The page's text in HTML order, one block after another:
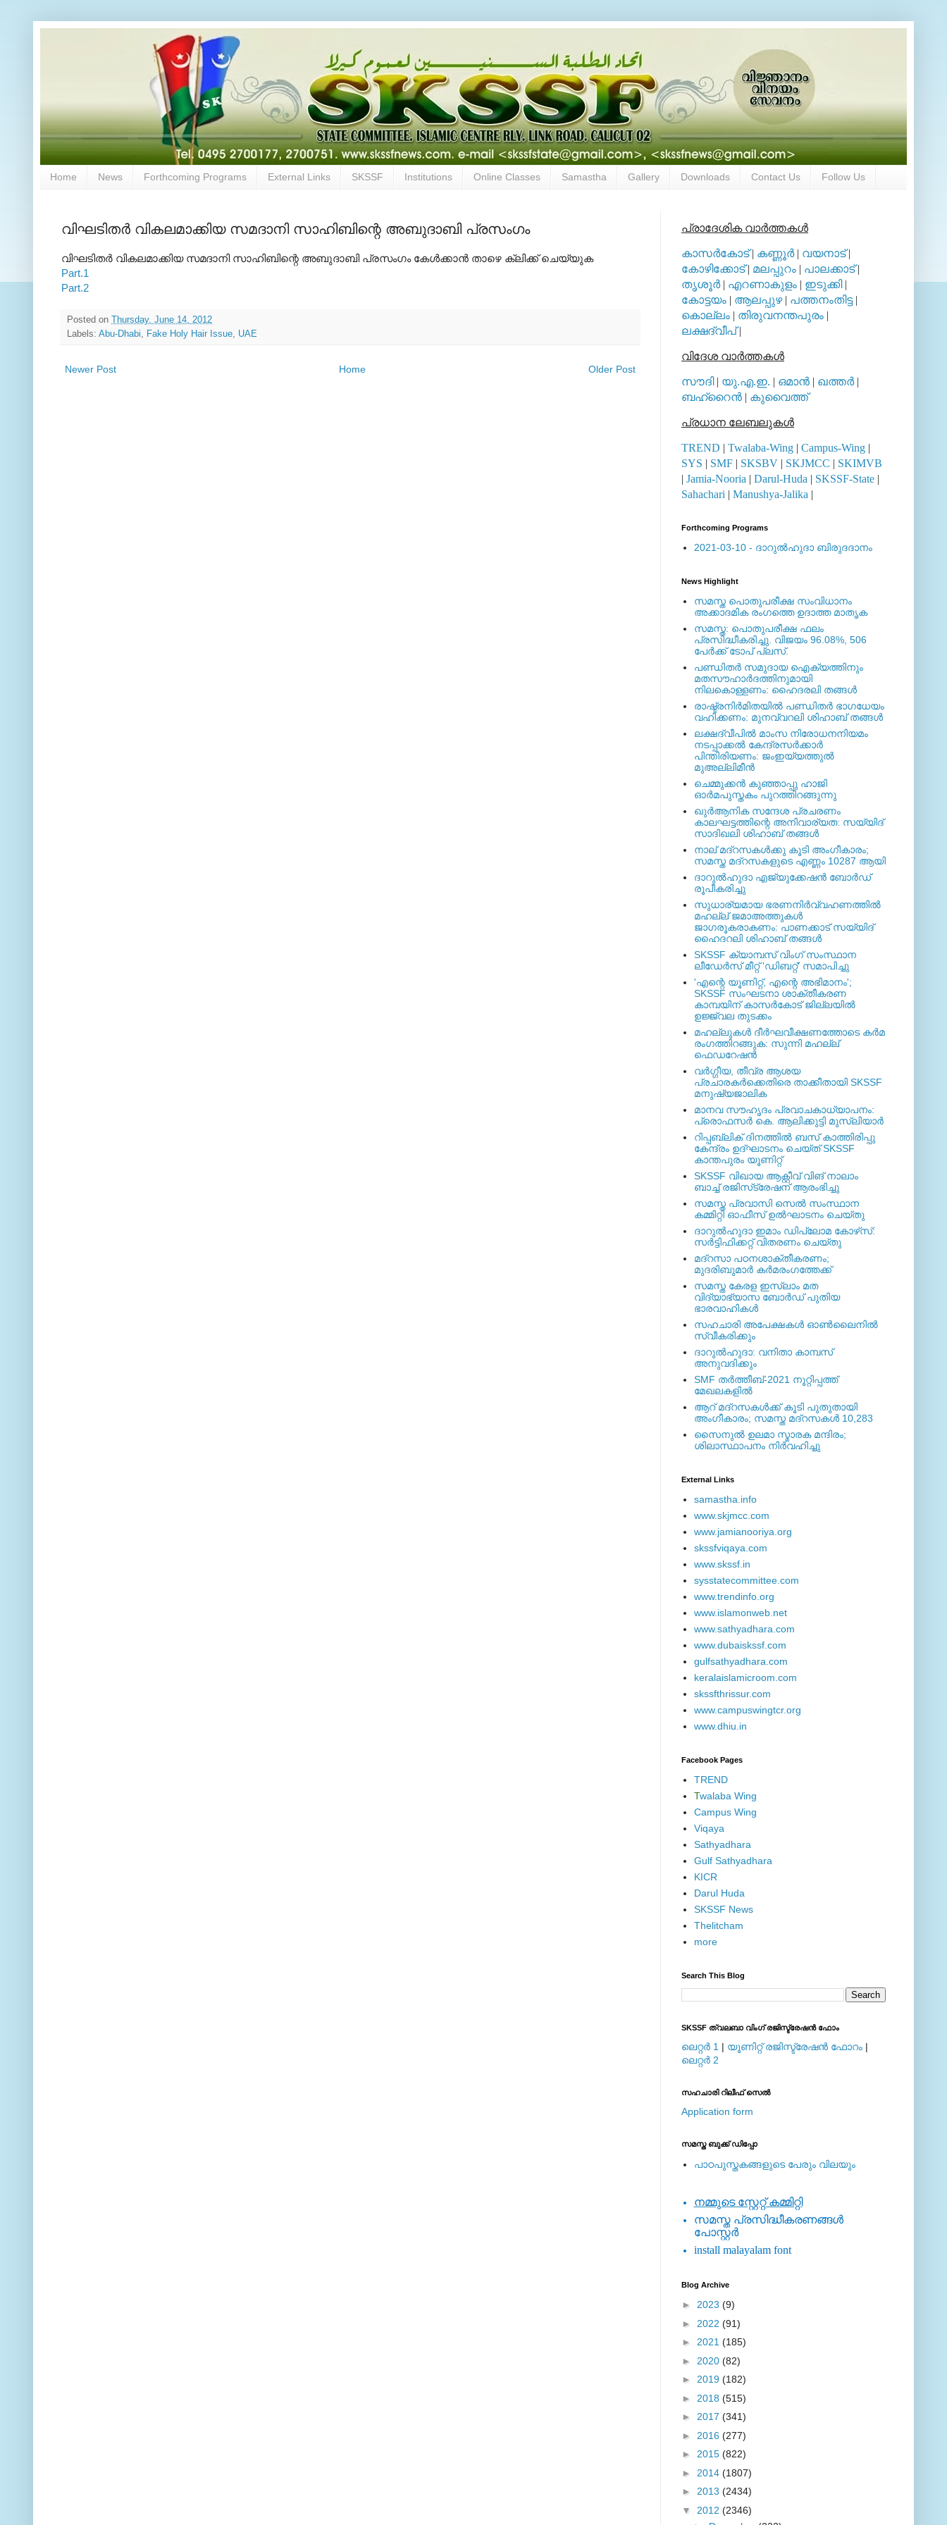
Home News Forthcoming Programs External Links SKSSF Institutions Online Classes Samastha Gallery Downloads Contact Us Follow Us
വിഘടിതര്‍ വികലമാക്കിയ സമദാനി സാഹിബിന്റെ അബുദാബി പ്രസംഗം
വിഘടിതര്‍ വികലമാക്കിയ സമദാനി സാഹിബിന്റെ അബുദാബി പ്രസംഗം കേള്‍ക്കാന്‍ താഴെ ക്ലിക്ക് ചെയ്യുക
Part.1
Part.2
Posted on Thursday, June 14, 2012
Labels: Abu-Dhabi Fake Holy Hair Issue UAE
Newer Post Older Post
Home
പ്രാദേശിക വാര്‍ത്തകള്‍
കാസര്‍കോട്| കണ്ണൂര്‍| വയനാട്|
കോഴിക്കോട്| മലപ്പുറം | പാലക്കാട്|
തൃശൂര്‍| എറണാകുളം | ഇടുക്കി|
കോട്ടയം | ആലപ്പുഴ| പത്തനംതിട്ട|
കൊല്ലം | തിരുവനന്തപുരം |
ലക്ഷദ്വീപ്|
വിദേശ വാര്‍ത്തകള്‍
സൗദി| യു.എ.ഇ. | ഒമാന്‍ | ഖത്തര്‍|
ബഹ്റൈന്‍ | കുവൈത്ത്
പ്രധാന ലേബലുകള്‍
TREND | Twalaba-Wing | Campus-Wing |
SYS | SMF | SKSBV | SKJMCC | SKIMVB
| Jamia-Nooria | Darul-Huda | SKSSF-State |
Sahachari | Manushya-Jalika |
Forthcoming Programs
2021-03-10 - ദാറുല്‍ഹുദാ ബിരുദദാനം
News Highlight
സമസ്ത പൊതുപരീക്ഷ സംവിധാനം
അക്കാദമിക രംഗത്തെ ഉദാത്ത മാതൃക
സമസ്ത: പൊതുപരീക്ഷ ഫലം
പ്രസിദ്ധീകരിച്ചു. വിജയം 96.08%, 506
പേര്‍ക്ക് ടോപ് പ്ലസ്.
പണ്ഡിതര്‍ സമുദായ ഐക്യത്തിനും
മതസൗഹാര്‍ദത്തിനുമായി
നിലകൊള്ളണം: ഹൈദരലി തങ്ങള്‍
രാഷ്ട്രനിര്‍മിതയില്‍ പണ്ഡിതര്‍ ഭാഗധേയം
വഹിക്കണം: മുനവ്വറലി ശിഹാബ് തങ്ങള്‍
ലക്ഷദ്വീപില്‍ മാംസ നിരോധനനിയമം
നടപ്പാക്കല്‍ കേന്ദ്രസര്‍ക്കാര്‍
പിന്തിരിയണം: ജംഇയ്യത്തുല്‍
മുഅല്ലിമീന്‍
ചെമ്മുക്കന്‍ കുഞ്ഞാപ്പു ഹാജി
ഓര്‍മപുസ്തകം പുറത്തിറങ്ങുന്നു
ഖുര്‍ആനിക സന്ദേശ പ്രചരണം
കാലഘട്ടത്തിന്റെ അനിവാര്യത: സയ്യിദ്
സാദിഖലി ശിഹാബ് തങ്ങള്‍
നാല് മദ്‌റസകള്‍ക്കു കൂടി അംഗീകാരം;
സമസ്ത മദ്‌റസകളുടെ എണ്ണം 10287 ആയി
ദാറുല്‍ഹുദാ എജ്യുക്കേഷന്‍ ബോര്‍ഡ്
രൂപീകരിച്ചു
സുധാര്യമായ ഭരണനിര്‍വ്വഹണത്തില്‍
മഹല്ല് ജമാഅത്തുകള്‍
ജാഗരൂകരാകണം: പാണക്കാട് സയ്യിദ്
ഹൈദറലി ശിഹാബ് തങ്ങള്‍
SKSSF ക്യാമ്പസ് വിംഗ് സംസ്ഥാന
ലീഡേർസ് മീറ്റ് 'ഡിബറ്റ്' സമാപിച്ചു
'എന്റെ യൂണിറ്റ്, എന്റെ അഭിമാനം';
SKSSF സംഘടനാ ശാക്തീകരണ
കാമ്പയിന് കാസര്‍കോട് ജില്ലയില്‍
ഉജ്ജ്വല തുടക്കം
മഹല്ലുകള്‍ ദീര്‍ഘവീക്ഷണത്തോടെ കര്‍മ
രംഗത്തിറങ്ങുക: സുന്നി മഹല്ല്
ഫെഡറേഷന്‍
വര്‍ഗ്ഗീയ, തീവ്ര ആശയ
പ്രചാരകര്‍ക്കെതിരെ താക്കീതായി SKSSF
മനുഷ്യജാലിക
മാനവ സൗഹൃദം പ്രവാചകാധ്യാപനം:
പ്രൊഫസർ കെ. ആലിക്കുട്ടി മുസ്ലിയാർ
റിപ്പബ്ലിക് ദിനത്തില്‍ ബസ് കാത്തിരിപ്പു
കേന്ദ്രം ഉദ്ഘാടനം ചെയ്ത്‌ SKSSF
കാന്തപുരം യൂണിറ്റ്
SKSSF വിഖായ ആക്റ്റീവ് വിങ് നാലാം
ബാച്ച് രജിസ്‌ട്രേഷന് ആരംഭിച്ചു
സമസ്ത പ്രവാസി സെല്‍ സംസ്ഥാന
കമ്മിറ്റി ഓഫീസ് ഉല്‍ഘാടനം ചെയ്തു
ദാറുല്‍ഹുദാ ഇമാം ഡിപ്ലോമ കോഴ്‌സ്:
സര്‍ട്ടിഫിക്കറ്റ് വിതരണം ചെയ്തു
മദ്‌റസാ പഠനശാക്തീകരണം;
മുദരിബുമാര്‍ കര്‍മരംഗത്തേക്ക്
സമസ്ത കേരള ഇസ്ലാം മത
വിദ്യാഭ്യാസ ബോര്‍ഡ് പുതിയ
ഭാരവാഹികള്‍
സഹചാരി അപേക്ഷകൾ ഓൺലൈനിൽ
സ്വീകരിക്കും
ദാറുല്‍ഹുദാ: വനിതാ കാമ്പസ്
അനുവദിക്കും
SMF തര്‍ത്തീബ്-2021 നൂറ്റിപ്പത്ത്
മേഖലകളില്‍
ആറ് മദ്റസകള്‍ക്ക് കൂടി പുതുതായി
അംഗീകാരം; സമസ്ത മദ്റസകള്‍ 10,283
സൈനുല്‍ ഉലമാ സ്മാരക മന്ദിരം;
ശിലാസ്ഥാപനം നിര്‍വഹിച്ചു
External ‎Links
samastha.info
www.skjmcc.com
www.jamianooriya.org
skssfviqaya.com
www.skssf.in
sysstatecommittee.com
www.trendinfo.org
www.islamonweb.net
www.sathyadhara.com
www.dubaiskssf.com
gulfsathyadhara.com
keralaislamicroom.com
skssfthrissur.com
www.campuswingtcr.org
www.dhiu.in
Facebook Pages
TREND
Twalaba Wing
Campus Wing
Viqaya
Sathyadhara
Gulf Sathyadhara
KICR
Darul Huda
SKSSF News
Thelitcham
more
Search This Blog
SKSSF ത്വലബാ വിംഗ് രജിസ്ട്രേഷന്‍ ഫോം
ലെറ്റര്‍ 1 | യൂണിറ്റ് രജിസ്ട്രേഷന്‍ ഫോറം |
ലെറ്റര്‍ 2
സഹചാരി റിലീഫ് സെല്‍
Application form
സമസ്ത ബുക്ക് ഡിപ്പോ
പാഠപുസ്തകങ്ങളുടെ പേരും വിലയും
നമ്മുടെ സ്റ്റേറ്റ് കമ്മിറ്റി
സമസ്ത പ്രസിദ്ധീകരണങ്ങള്‍
പോസ്റ്റര്‍
install malayalam font
Blog Archive
► 2023 (9)
► 2022 (91)
► 2021 (185)
► 2020 (82)
► 2019 (182)
► 2018 (515)
► 2017 (341)
► 2016 (277)
► 2015 (822)
► 2014 (1807)
► 2013 (2434)
▼ 2012 (2346)